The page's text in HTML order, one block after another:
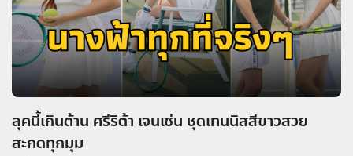
ลุคนี้เกินต้าน ศรีริต้า เจนเซ่น ชุดเทนนิสสีขาวสวย
สะกดทุกมุม